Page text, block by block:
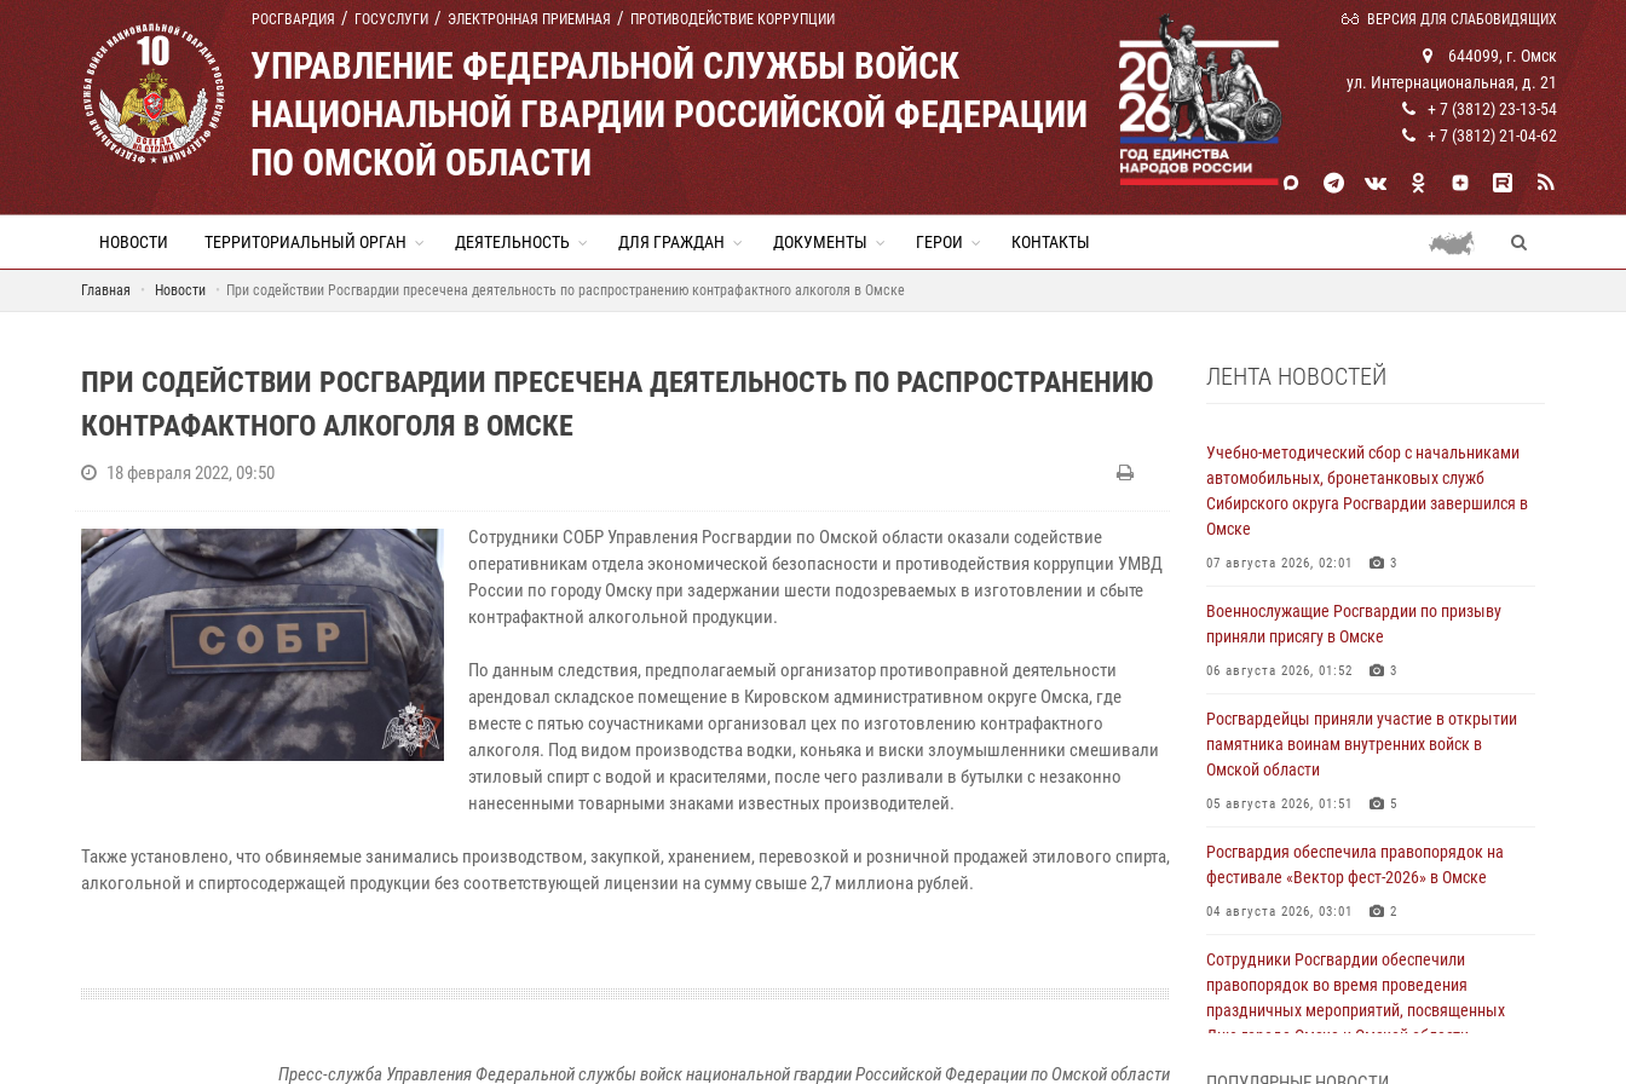
РОСГВАРДИЯ ГОСУСЛУГИ ЭЛЕКТРОННАЯ ПРИЕМНАЯ ПРОТИВОДЕЙСТВИЕ КОРРУПЦИИ ВЕРСИЯ ДЛЯ СЛАБОВИДЯЩИХ
УПРАВЛЕНИЕ ФЕДЕРАЛЬНОЙ СЛУЖБЫ ВОЙСК
НАЦИОНАЛЬНОЙ ГВАРДИИ РОССИЙСКОЙ ФЕДЕРАЦИИ
ПО ОМСКОЙ ОБЛАСТИ
644099, г. Омск
ул. Интернациональная, д. 21
+ 7 (3812) 23-13-54
+ 7 (3812) 21-04-62
НОВОСТИ ТЕРРИТОРИАЛЬНЫЙ ОРГАН ДЕЯТЕЛЬНОСТЬ ДЛЯ ГРАЖДАН ДОКУМЕНТЫ ГЕРОИ КОНТАКТЫ
Главная Новости При содействии Росгвардии пресечена деятельность по распространению контрафактного алкоголя в Омске
ПРИ СОДЕЙСТВИИ РОСГВАРДИИ ПРЕСЕЧЕНА ДЕЯТЕЛЬНОСТЬ ПО РАСПРОСТРАНЕНИЮ
КОНТРАФАКТНОГО АЛКОГОЛЯ В ОМСКЕ
18 февраля 2022, 09:50
Сотрудники СОБР Управления Росгвардии по Омской области оказали содействие
оперативникам отдела экономической безопасности и противодействия коррупции УМВД
России по городу Омску при задержании шести подозреваемых в изготовлении и сбыте
контрафактной алкогольной продукции.
По данным следствия, предполагаемый организатор противоправной деятельности
арендовал складское помещение в Кировском административном округе Омска, где
вместе с пятью соучастниками организовал цех по изготовлению контрафактного
алкоголя. Под видом производства водки, коньяка и виски злоумышленники смешивали
этиловый спирт с водой и красителями, после чего разливали в бутылки с незаконно
нанесенными товарными знаками известных производителей.
Также установлено, что обвиняемые занимались производством, закупкой, хранением, перевозкой и розничной продажей этилового спирта,
алкогольной и спиртосодержащей продукции без соответствующей лицензии на сумму свыше 2,7 миллиона рублей.
Пресс-служба Управления Федеральной службы войск национальной гвардии Российской Федерации по Омской области
ЛЕНТА НОВОСТЕЙ
Учебно-методический сбор с начальниками
автомобильных, бронетанковых служб
Сибирского округа Росгвардии завершился в
Омске
07 августа 2026, 02:01 3
Военнослужащие Росгвардии по призыву
приняли присягу в Омске
06 августа 2026, 01:52 3
Росгвардейцы приняли участие в открытии
памятника воинам внутренних войск в
Омской области
05 августа 2026, 01:51 5
Росгвардия обеспечила правопорядок на
фестивале «Вектор фест-2026» в Омске
04 августа 2026, 03:01 2
Сотрудники Росгвардии обеспечили
правопорядок во время проведения
праздничных мероприятий, посвященных
Дню города Омска и Омской области